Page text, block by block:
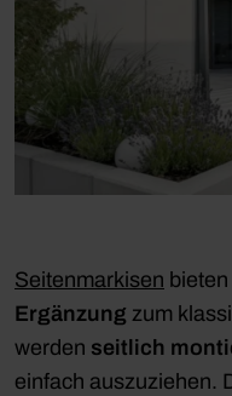
Seitenmarkisen
Ergänzung zum
werden seitlich
einfach auszuziehen.